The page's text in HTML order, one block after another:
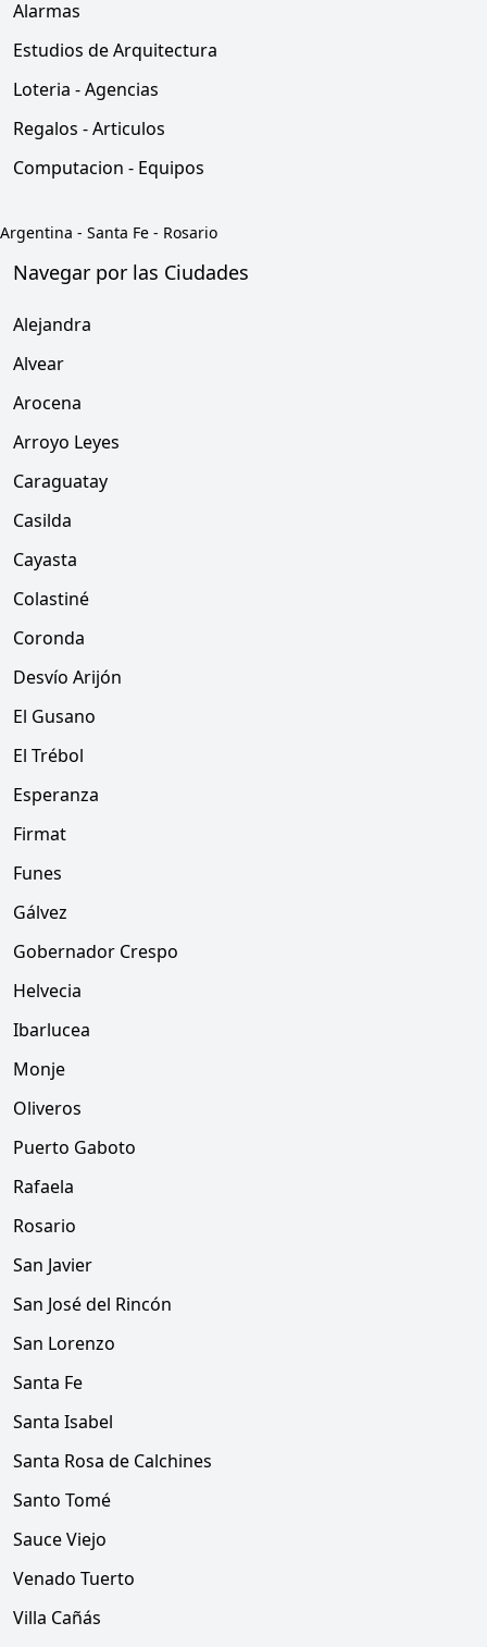
Alarmas
Estudios de Arquitectura
Loteria - Agencias
Regalos - Articulos
Computacion - Equipos
Argentina - Santa Fe - Rosario
Navegar por las Ciudades
Alejandra
Alvear
Arocena
Arroyo Leyes
Caraguatay
Casilda
Cayasta
Colastiné
Coronda
Desvío Arijón
El Gusano
El Trébol
Esperanza
Firmat
Funes
Gálvez
Gobernador Crespo
Helvecia
Ibarlucea
Monje
Oliveros
Puerto Gaboto
Rafaela
Rosario
San Javier
San José del Rincón
San Lorenzo
Santa Fe
Santa Isabel
Santa Rosa de Calchines
Santo Tomé
Sauce Viejo
Venado Tuerto
Villa Cañás